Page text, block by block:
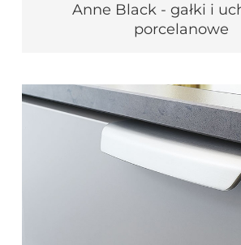
Anne Black - gałki i
porcelanowe